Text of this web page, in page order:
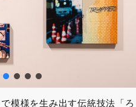
模様を生み出す伝統技法「